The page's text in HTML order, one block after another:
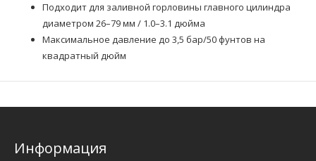
Подходит для заливной горловины главного цилиндра
диаметром 26–79 мм / 1.0–3.1 дюйма
Максимальное давление до 3,5 бар/50 фунтов на
квадратный дюйм
Информация